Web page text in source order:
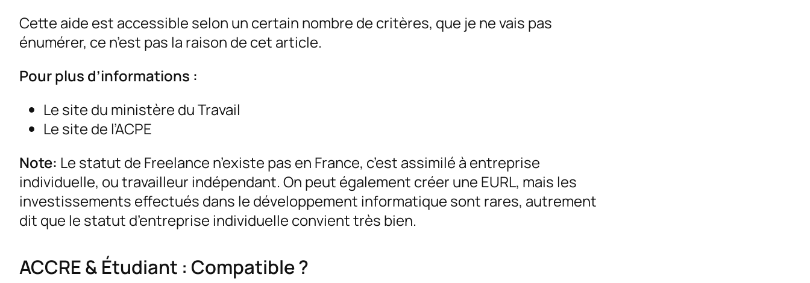
Cette aide est accessible selon un certain nombre de critères, que je ne vais pas
énumérer, ce n’est pas la raison de cet article.
Pour plus d’informations :
Le site du ministère du Travail
Le site de l’ACPE
Note: Le statut de Freelance n’existe pas en France, c’est assimilé à entreprise
individuelle, ou travailleur indépendant. On peut également créer une EURL, mais les
investissements effectués dans le développement informatique sont rares, autrement
dit que le statut d’entreprise individuelle convient très bien.
ACCRE & Étudiant : Compatible ?